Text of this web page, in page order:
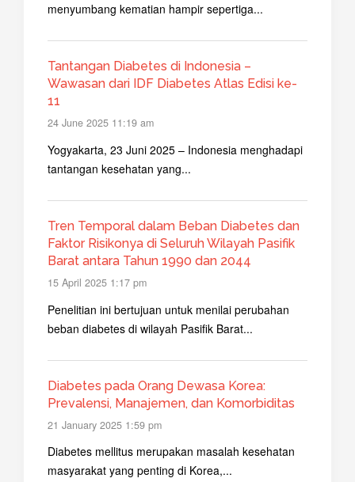
menyumbang kematian hampir sepertiga...
Tantangan Diabetes di Indonesia –
Wawasan dari IDF Diabetes Atlas Edisi ke-
11
24 June 2025 11:19 am
Yogyakarta, 23 Juni 2025 – Indonesia menghadapi
tantangan kesehatan yang...
Tren Temporal dalam Beban Diabetes dan
Faktor Risikonya di Seluruh Wilayah Pasifik
Barat antara Tahun 1990 dan 2044
15 April 2025 1:17 pm
Penelitian ini bertujuan untuk menilai perubahan
beban diabetes di wilayah Pasifik Barat...
Diabetes pada Orang Dewasa Korea:
Prevalensi, Manajemen, dan Komorbiditas
21 January 2025 1:59 pm
Diabetes mellitus merupakan masalah kesehatan
masyarakat yang penting di Korea,...